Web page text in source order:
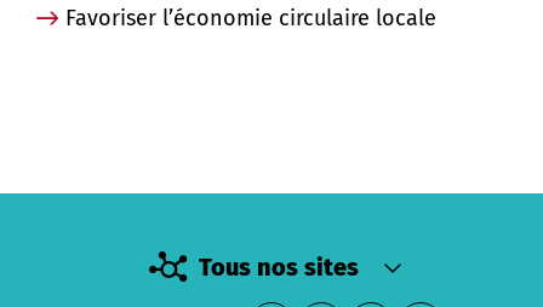
Favoriser l’économie circulaire locale
Tous nos sites